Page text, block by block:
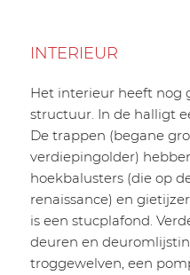
INTERIEUR
Het interieur heeft nog
structuur. In de halligt
De trappen (begane
verdiepingolder)
hoekbalusters (die op
renaissance) en
is een stucplafond.
deuren en
troggewelven, een